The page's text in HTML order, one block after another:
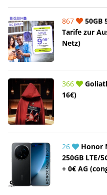
867
50GB
Tarife zur
Netz)
366
16€)
26
Honor
250GB LTE/
+ 0€ AG